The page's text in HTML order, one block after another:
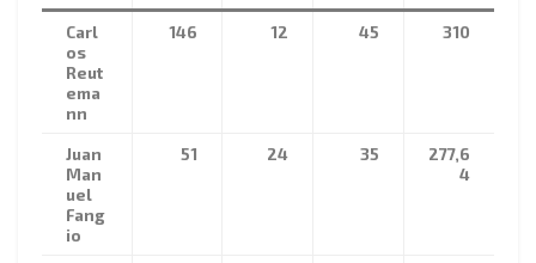
Carl
os
Reut
ema
nn
146 12 45 310
Juan
Man
uel
Fang
io
51 24 35
277,6
4